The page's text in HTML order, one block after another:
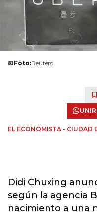
Foto:Reuters
EL ECONOMISTA - CIUDAD
Didi Chuxing
según la agencia
nacimiento a una